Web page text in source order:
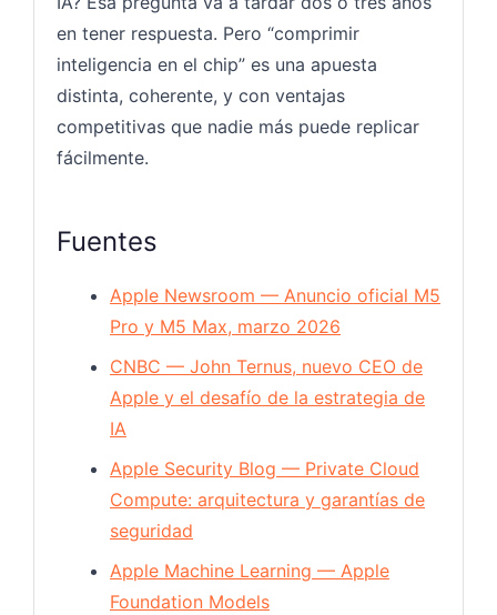
en tener respuesta. Pero “comprimir
inteligencia en el chip” es una apuesta
distinta, coherente, y con ventajas
competitivas que nadie más puede replicar
fácilmente.
Fuentes
Apple Newsroom — Anuncio oficial M5
Pro y M5 Max, marzo 2026
CNBC — John Ternus, nuevo CEO de
Apple y el desafío de la estrategia de
IA
Apple Security Blog — Private Cloud
Compute: arquitectura y garantías de
seguridad
Apple Machine Learning — Apple
Foundation Models